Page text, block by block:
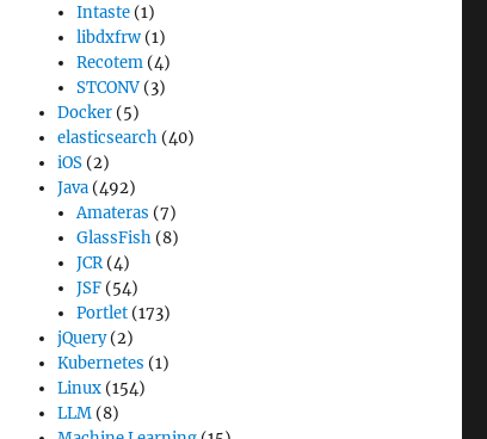
Intaste (1)
libdxfrw (1)
Recotem (4)
STCONV (3)
Docker (5)
elasticsearch (40)
iOS (2)
Java (492)
Amateras (7)
GlassFish (8)
JCR(4)
JSF (54)
Portlet (173)
jQuery(2)
Kubernetes (1)
Linux (154)
LLM (8)